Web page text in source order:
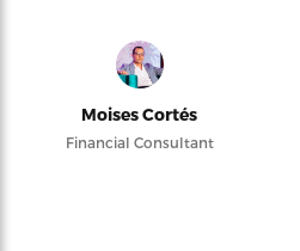
Moises Cortés
Financial Consultant